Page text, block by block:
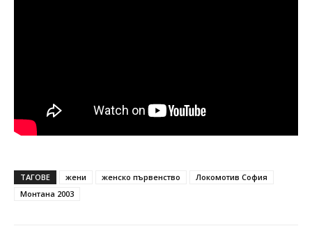
ТАГОВЕ жени женско първенство
Локомотив София
Монтана 2003